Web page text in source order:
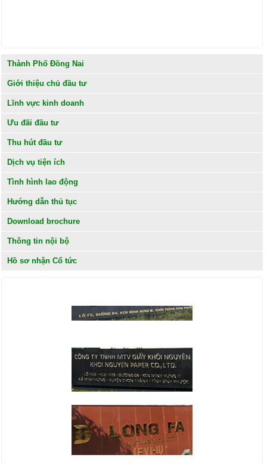
Thành Phố Đồng Nai
Giới thiệu chủ đầu tư
Lĩnh vực kinh doanh
Ưu đãi đầu tư
Thu hút đầu tư
Dịch vụ tiện ích
Tình hình lao động
Hướng dẫn thủ tục
Download brochure
Thông tin nội bộ
Hồ sơ nhận Cổ tức